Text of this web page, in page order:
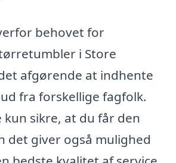
behovet for
i Store
afgørende at indhente
fra forskellige fagfolk.
kun sikre, at du får den
det giver også mulighed